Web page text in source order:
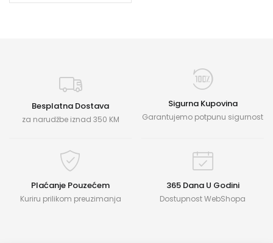
Besplatna Dostava
za narudžbe iznad 350 KM
Sigurna Kupovina
Garantujemo potpunu sigurnost
Plaćanje Pouzećem
Kuriru prilikom preuzimanja
365 Dana U Godini
Dostupnost WebShopa